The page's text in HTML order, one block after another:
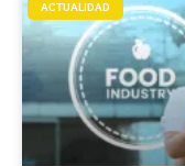
ACTUALIDAD